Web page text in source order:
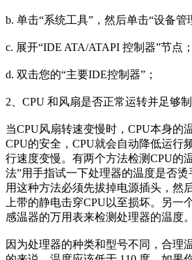
b. 单击“系统工具”，然后单击“设备管
c. 展开“IDE ATA/ATAPI 控制器”节点；
d. 双击您的“主要IDE控制器”；
2、CPU 和风扇是否正常运转并足够
当CPU风扇转速变慢时，CPU本身的
CPU的安全，CPU就会自动降低运行
行速度变慢。有两个方法检测CPU的
法”用手指试一下处理器的温度是否
用这种方法必须先拔掉电源插头，然
上带的静电击穿CPU以至损坏。另一
感温器的万用表来检测处理器的温度。
因为处理器的种类和型号不同，合理